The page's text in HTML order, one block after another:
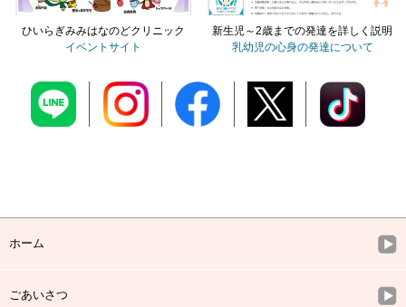
ひいらぎみみはなのどクリニック
イベントサイト
新生児～2歳までの発達を詳しく説明
乳幼児の心身の発達について
ホーム
ごあいさつ